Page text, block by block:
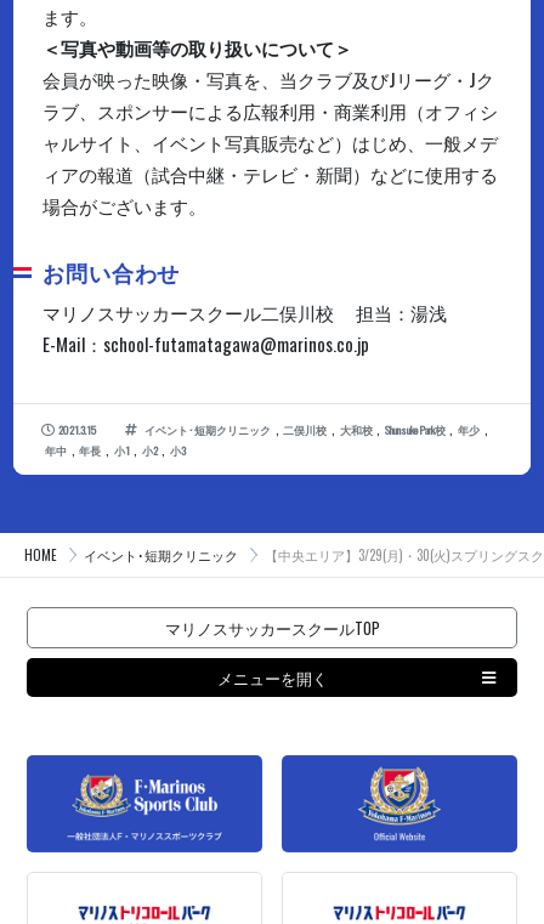
ます。
＜写真や動画等の取り扱いについて＞
会員が映った映像・写真を、当クラブ及びJリーグ・Jク
ラブ、スポンサーによる広報利用・商業利用（オフィシ
ャルサイト、イベント写真販売など）はじめ、一般メデ
ィアの報道（試合中継・テレビ・新聞）などに使用する
場合がございます。
お問い合わせ
マリノスサッカースクール二俣川校 担当：湯浅
E-Mail：school-futamatagawa@marinos.co.jp
2021.3.15 イベント･短期クリニック 二俣川校 大和校 ShunsukePark校 年少
年中 年長 小1 小2 小3
HOME イベント･短期クリニック 【中央エリア】3/29(月)・30(火)スプリングス
マリノスサッカースクールTOP
メニューを開く